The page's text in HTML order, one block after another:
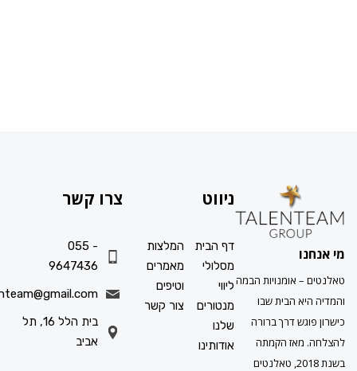
אומנויות הבמה
הבית שבו
דרך ברורה
הקמתה
בשנת 2018, טאלנטים
ניווט
ליווי
מנטורים
שלנו
אודותינו
המלצות
מאמרים
וטיפים
צור קשר
צרו קשר
055 -
9647436
info.talenteam@gmail.com
בית הלל 16, תל